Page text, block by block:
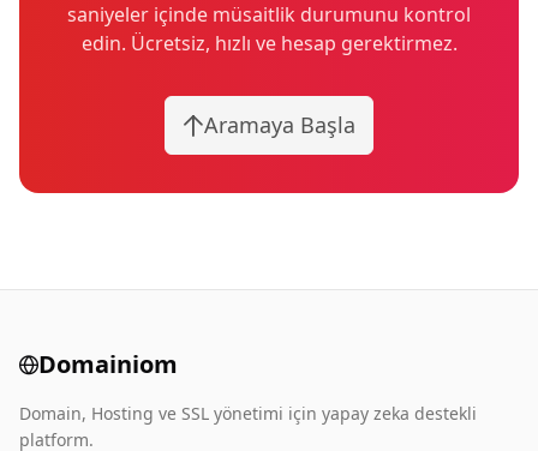
saniyeler içinde müsaitlik durumunu kontrol
edin. Ücretsiz, hızlı ve hesap gerektirmez.
Aramaya Başla
Domainiom
Domain, Hosting ve SSL yönetimi için yapay zeka destekli
platform.